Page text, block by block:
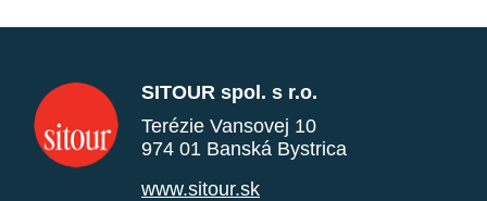
SITOUR spol. s r.o.
Terézie Vansovej 10
974 01 Banská Bystrica
www.sitour.sk